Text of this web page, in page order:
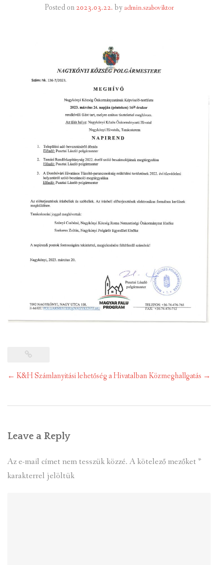
LETÖLTHETŐ NYOMTATVÁNYOK
TELEPÜLÉSIKÉPVISELŐI VAGYONNYILATKOZATOK – 2026.
VAGYONNYILATKOZATA – 2026. ÉV
Posted on2023.03.22.by admin.szaboviktor
Post
← K&H Számlanyitási lehetőség a HivatalbanKözmeghallgatás →
Leave a Reply
Az e-mail címet nem tesszük közzé. A kötelező mezőket *
karakterrel jelöltük